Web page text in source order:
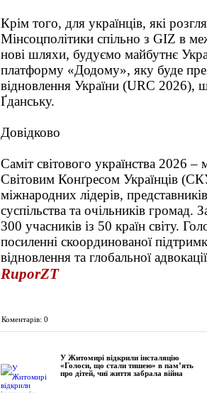
Крім того, для українців, які
Мінсоцполітики спільно з GIZ в
нові шляхи, будуємо майбутнє
платформу «Додому», яку буде
відновлення України (URC 2026),
Ґданську.
Довідково
Саміт світового українства 2026
Світовим Конґресом Українців
міжнародних лідерів,
суспільства та очільників громад.
300 учасників із 50 країн світу.
посиленні скоординованої
відновлення та глобальної
RuporZT
Коментарів: 0
У Житомирі відкрили інсталяцію
«Голоси, що стали тишею» в пам’ять
про дітей, чиї життя забрала війна